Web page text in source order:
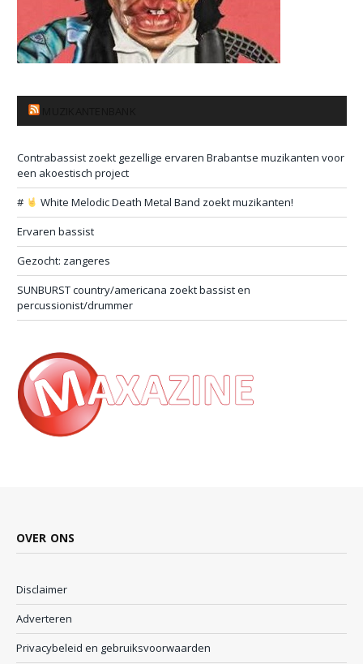
Contrabassist zoekt gezellige ervaren Brabantse muzikanten voor
een akoestisch project
#
White Melodic Death Metal Band zoekt muzikanten!
Ervaren bassist
Gezocht: zangeres
SUNBURST country/americana zoekt bassist en
percussionist/drummer
OVER ONS
Disclaimer
Adverteren
Privacybeleid en gebruiksvoorwaarden